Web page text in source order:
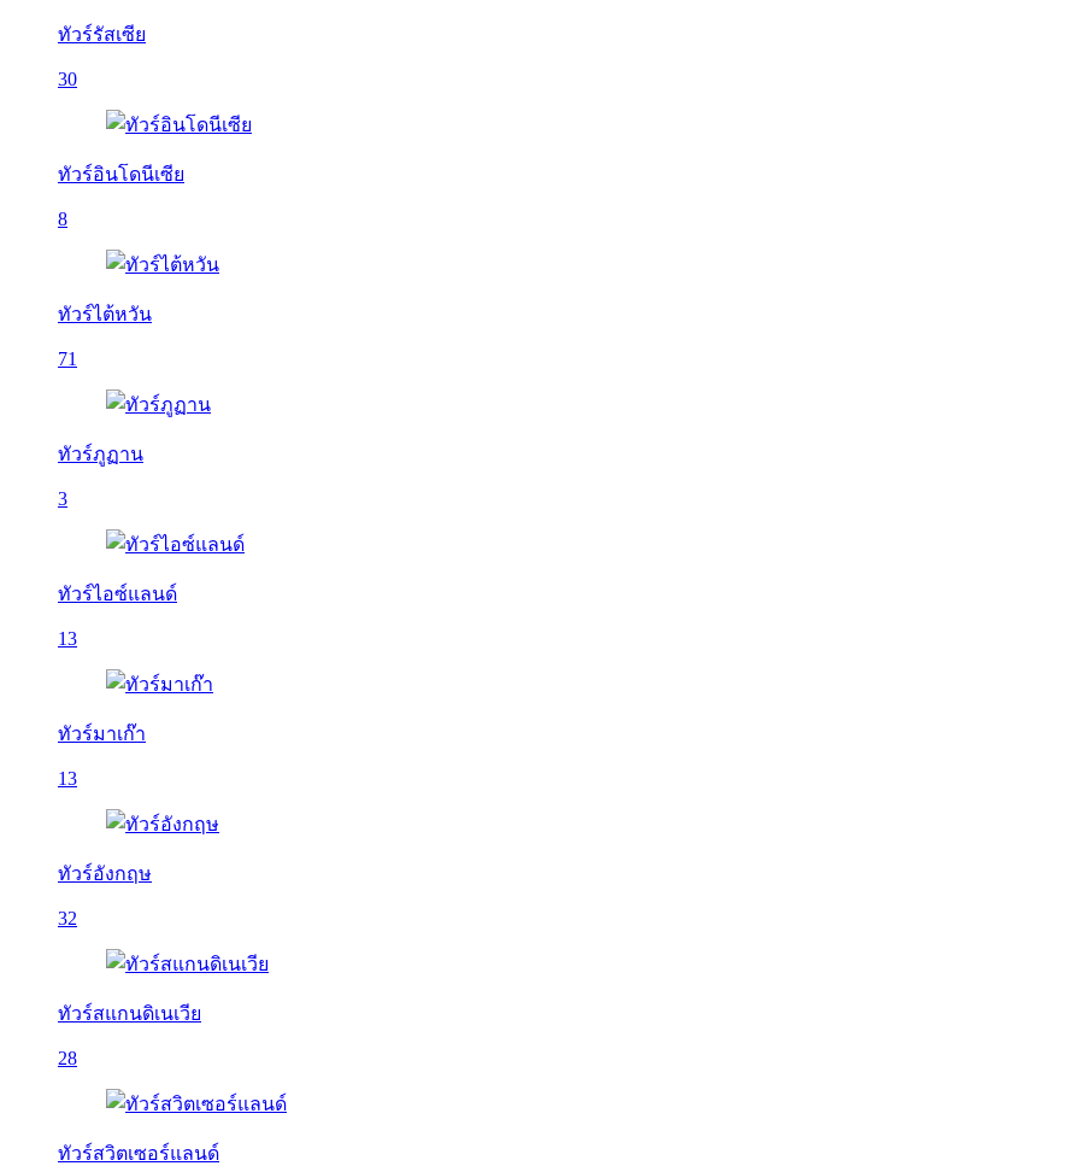
ทัวร์รัสเซีย
30
ทัวร์อินโดนีเซีย
8
ทัวร์ไต้หวัน
71
ทัวร์ภูฏาน
3
ทัวร์ไอซ์แลนด์
13
ทัวร์มาเก๊า
13
ทัวร์อังกฤษ
32
ทัวร์สแกนดิเนเวีย
28
ทัวร์สวิตเซอร์แลนด์